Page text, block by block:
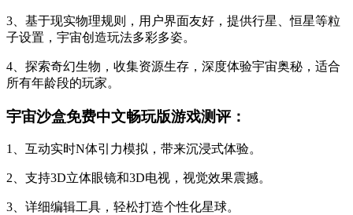
3、基于现实物理规则，用户界面友好，提供行星、恒星等粒
子设置，宇宙创造玩法多彩多姿。
4、探索奇幻生物，收集资源生存，深度体验宇宙奥秘，适合
所有年龄段的玩家。
宇宙沙盒免费中文畅玩版游戏测评：
1、互动实时N体引力模拟，带来沉浸式体验。
2、支持3D立体眼镜和3D电视，视觉效果震撼。
3、详细编辑工具，轻松打造个性化星球。